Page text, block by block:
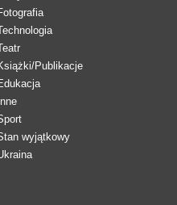
Publikacje
Inne
wyjątkowy